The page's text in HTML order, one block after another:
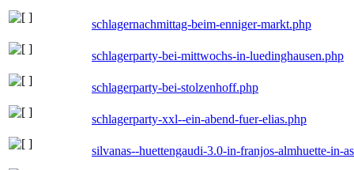
schlagernachmittag-beim-enniger-markt.php
schlagerparty-bei-mittwochs-in-luedinghausen.php
schlagerparty-bei-stolzenhoff.php
schlagerparty-xxl--ein-abend-fuer-elias.php
silvanas--huettengaudi-3.0-in-franjos-almhuette-in-